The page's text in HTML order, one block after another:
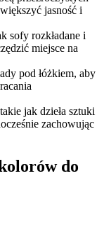
jasność i
sofy rozkładane i
miejsce na
pod łóżkiem, aby
jak dzieła sztuki
zachowując
do